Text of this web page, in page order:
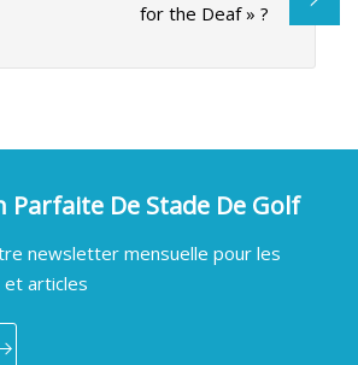
for the Deaf » ?
Parfaite De Stade De Golf
newsletter mensuelle pour les
et articles